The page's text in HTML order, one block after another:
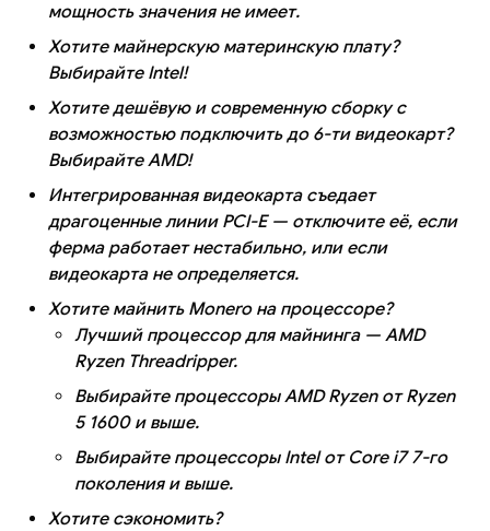
мощность значения не имеет.
Хотите майнерскую материнскую плату?
Выбирайте Intel!
Хотите дешёвую и современную сборку с
возможностью подключить до 6-ти видеокарт?
Выбирайте AMD!
Интегрированная видеокарта съедает
драгоценные линии PCI-E — отключите её, если
ферма работает нестабильно, или если
видеокарта не определяется.
Хотите майнить Monero на процессоре?
Лучший процессор для майнинга — AMD
Ryzen Threadripper.
Выбирайте процессоры AMD Ryzen от Ryzen
5 1600 и выше.
Выбирайте процессоры Intel от Core i7 7-го
поколения и выше.
Хотите сэкономить?